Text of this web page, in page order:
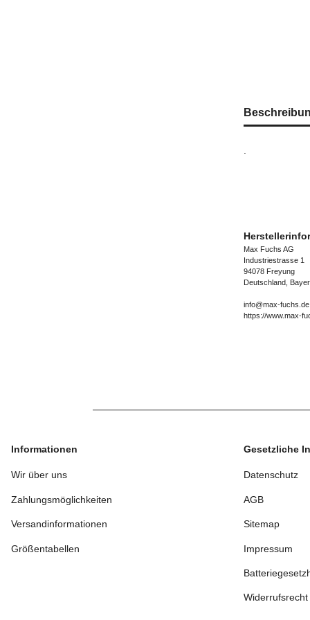
Max Fuchs AG
Industriestrasse 1
94078 Freyung
Deutschland,
info@max-fuchs.de
https://www.max-
Informationen
Wir über uns
Zahlungsmöglichkeiten
Versandinformationen
Größentabellen
Gesetzliche
Datenschutz
AGB
Sitemap
Impressum
Widerrufsrecht